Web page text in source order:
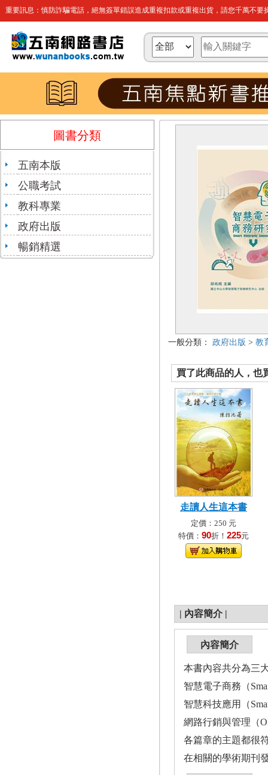
重要訊息：慎防詐騙電話，絕無簽單錯誤造成重複扣款或重複出貨，請您千萬不要
圖書分類
五南本版
公職考試
教科專業
政府出版
暢銷精選
一般分類： 政府出版 > 教
買了此商品的人，也
走讀人生這本書
定價：250 元
特價： 90折！ 225元
| 內容簡介 |
內容簡介
本書內容共分為三
智慧電子商務（
智慧科技應用（
網路行銷與管理（
各篇章的主題都很
在相關的學術期刊